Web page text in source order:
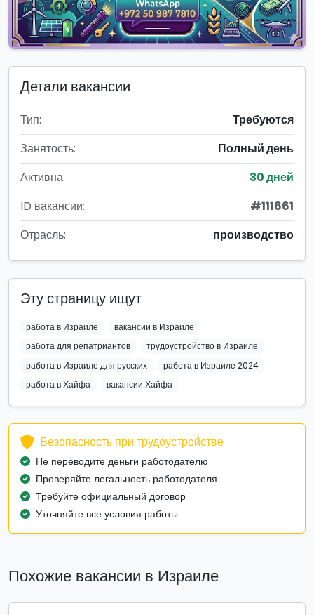
Детали вакансии
Тип:
Требуются
Занятость:
Полный день
Активна:
30 дней
ID вакансии:
#111661
Отрасль:
производство
Эту страницу ищут
работа в Израиле
вакансии в Израиле
работа для репатриантов
трудоустройство в Израиле
работа в Израиле для русских
работа в Израиле 2024
работа в Хайфа
вакансии Хайфа
Безопасность при трудоустройстве
Не переводите деньги работодателю
Проверяйте легальность работодателя
Требуйте официальный договор
Уточняйте все условия работы
Похожие вакансии в Израиле